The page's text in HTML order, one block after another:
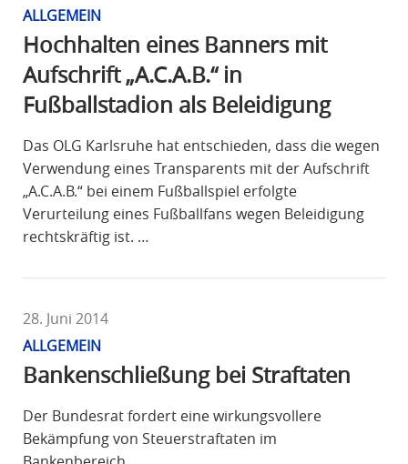
ALLGEMEIN
Hochhalten eines Banners mit
Aufschrift „A.C.A.B.“ in
Fußballstadion als Beleidigung
Das OLG Karlsruhe hat entschieden, dass die wegen
Verwendung eines Transparents mit der Aufschrift
„A.C.A.B.“ bei einem Fußballspiel erfolgte
Verurteilung eines Fußballfans wegen Beleidigung
rechtskräftig ist. …
28. Juni 2014
ALLGEMEIN
Bankenschließung bei Straftaten
Der Bundesrat fordert eine wirkungsvollere
Bekämpfung von Steuerstraftaten im